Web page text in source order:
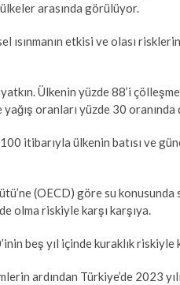
arasında görülüyor.
ısınmanın etkisi ve olası
Ülkenin yüzde 88’i
oranları yüzde 30 oranında
itibarıyla ülkenin batısı ve
(OECD) göre su
olma riskiyle karşı karşıya.
beş yıl içinde kuraklık riskiyle
ardından Türkiye’de 2023